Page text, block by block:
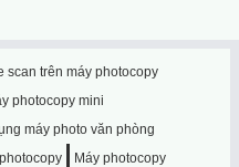
scan trên máy photocopy
photocopy mini
máy photo văn phòng
Máy photocopy